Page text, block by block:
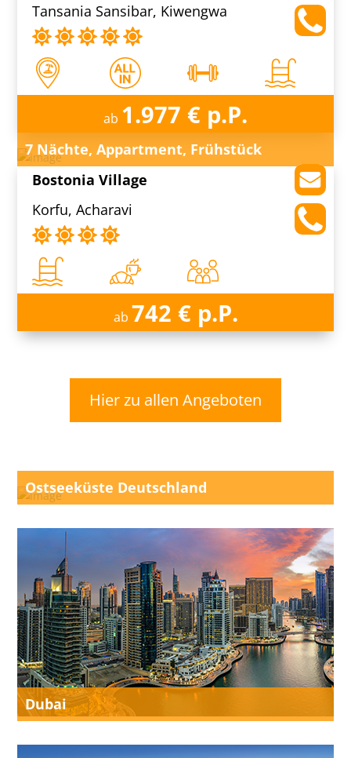
Tansania Sansibar, Kiwengwa
ab 1.977 € p.P.
7 Nächte, Appartment, Frühstück
Bostonia Village
Korfu, Acharavi
ab 742 € p.P.
Hier zu allen Angeboten
Ostseeküste Deutschland
Dubai